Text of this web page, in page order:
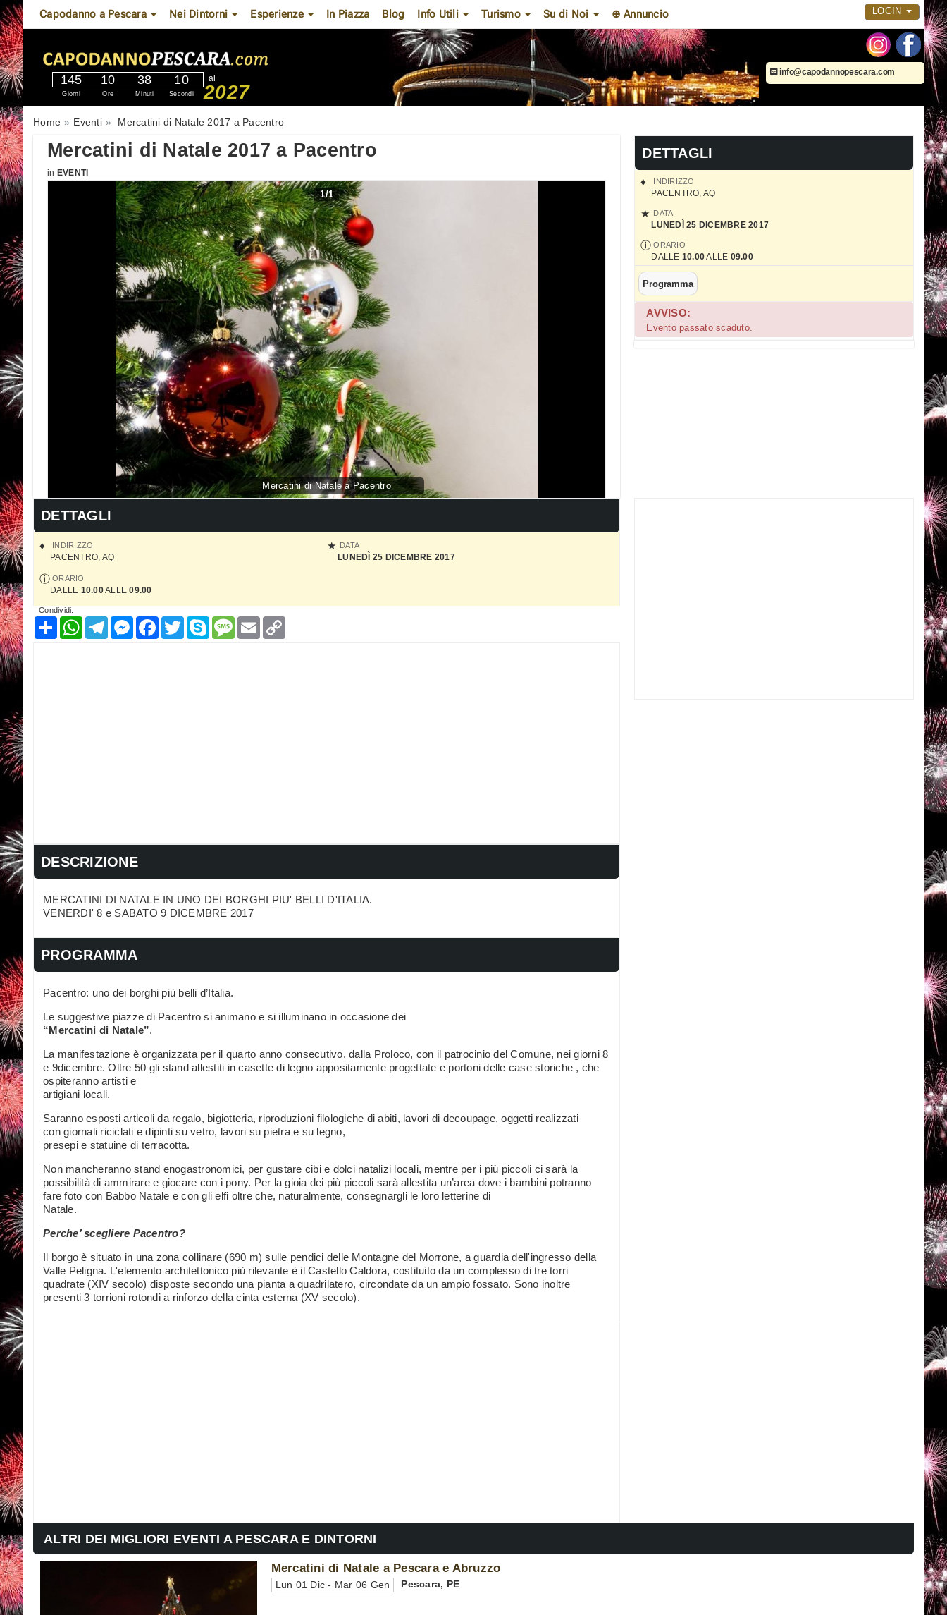
Capodanno a Pescara Nei Dintorni Esperienze In Piazza Blog Info Utili Turismo Su di Noi ⊕ Annuncio LOGIN
145
Giorni
10
Ore
38
Minuti
10
Secondi
al
2027
info@capodannopescara.com
Home Eventi Mercatini di Natale 2017 a Pacentro
Mercatini di Natale 2017 a Pacentro
in EVENTI
1/1
Mercatini di Natale a Pacentro
DETTAGLI
INDIRIZZO
PACENTRO, AQ
DATA
LUNEDÌ 25 DICEMBRE 2017
ORARIO
DALLE 10.00ALLE 09.00
Programma
AVVISO:
Evento passato scaduto.
DETTAGLI
INDIRIZZO
PACENTRO AQ
DATA
LUNEDÌ 25 DICEMBRE 2017
ORARIO
DALLE 10.00ALLE09.00
Condividi:
CondividiWhatsAppTelegramMessenger
Facebook
TwitterSkypeMessage
Email
DESCRIZIONE
MERCATINI DI NATALE IN UNO DEI BORGHI PIU' BELLI D'ITALIA.
VENERDI' 8 e SABATO 9 DICEMBRE 2017
PROGRAMMA
Pacentro: uno dei borghi più belli d’Italia.
Le suggestive piazze di Pacentro si animano e si illuminano in occasione dei
“Mercatini di Natale”.
La manifestazione è organizzata per il quarto anno consecutivo, dalla Proloco, con il patrocinio del Comune, nei giorni 8
e 9dicembre. Oltre 50 gli stand allestiti in casette di legno appositamente progettate e portoni delle case storiche , che
ospiteranno artisti e
artigiani locali.
Saranno esposti articoli da regalo, bigiotteria, riproduzioni filologiche di abiti, lavori di decoupage, oggetti realizzati
con giornali riciclati e dipinti su vetro, lavori su pietra e su legno,
presepi e statuine di terracotta.
Non mancheranno stand enogastronomici, per gustare cibi e dolci natalizi locali, mentre per i più piccoli ci sarà la
possibilità di ammirare e giocare con i pony. Per la gioia dei più piccoli sarà allestita un’area dove i bambini potranno
fare foto con Babbo Natale e con gli elfi oltre che, naturalmente, consegnargli le loro letterine di
Natale.
Perche’ scegliere Pacentro?
Il borgo è situato in una zona collinare (690 m) sulle pendici delle Montagne del Morrone, a guardia dell'ingresso della
Valle Peligna. L'elemento architettonico più rilevante è il Castello Caldora, costituito da un complesso di tre torri
quadrate (XIV secolo) disposte secondo una pianta a quadrilatero, circondate da un ampio fossato. Sono inoltre
presenti 3 torrioni rotondi a rinforzo della cinta esterna (XV secolo).
ALTRI DEI MIGLIORI EVENTI A PESCARA E DINTORNI
Mercatini di Natale a Pescara e Abruzzo
Lun 01 Dic - Mar 06 Gen Pescara, PE